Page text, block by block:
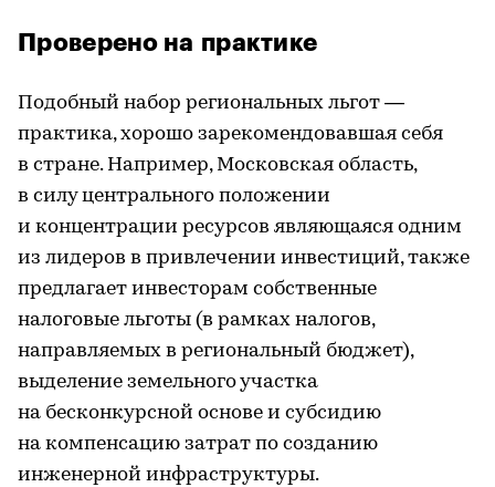
Проверено на практике
Подобный набор региональных льгот —
практика, хорошо зарекомендовавшая себя
в стране. Например, Московская область,
в силу центрального положении
и концентрации ресурсов являющаяся одним
из лидеров в привлечении инвестиций, также
предлагает инвесторам собственные
налоговые льготы (в рамках налогов,
направляемых в региональный бюджет),
выделение земельного участка
на бесконкурсной основе и субсидию
на компенсацию затрат по созданию
инженерной инфраструктуры.